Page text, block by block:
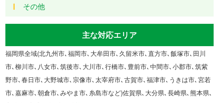
その他
主な対応エリア
福岡県全域(北九州市､福岡市､大牟田市､久留米市､直方市､飯塚市､田川
市､柳川市､八女市､筑後市､大川市､行橋市､豊前市､中間市､小郡市､筑紫
野市､春日市､大野城市､宗像市､太宰府市､古賀市､福津市､うきは市､宮若
市､嘉麻市､朝倉市､みやま市､糸島市など)佐賀県､大分県､長崎県､熊本県､